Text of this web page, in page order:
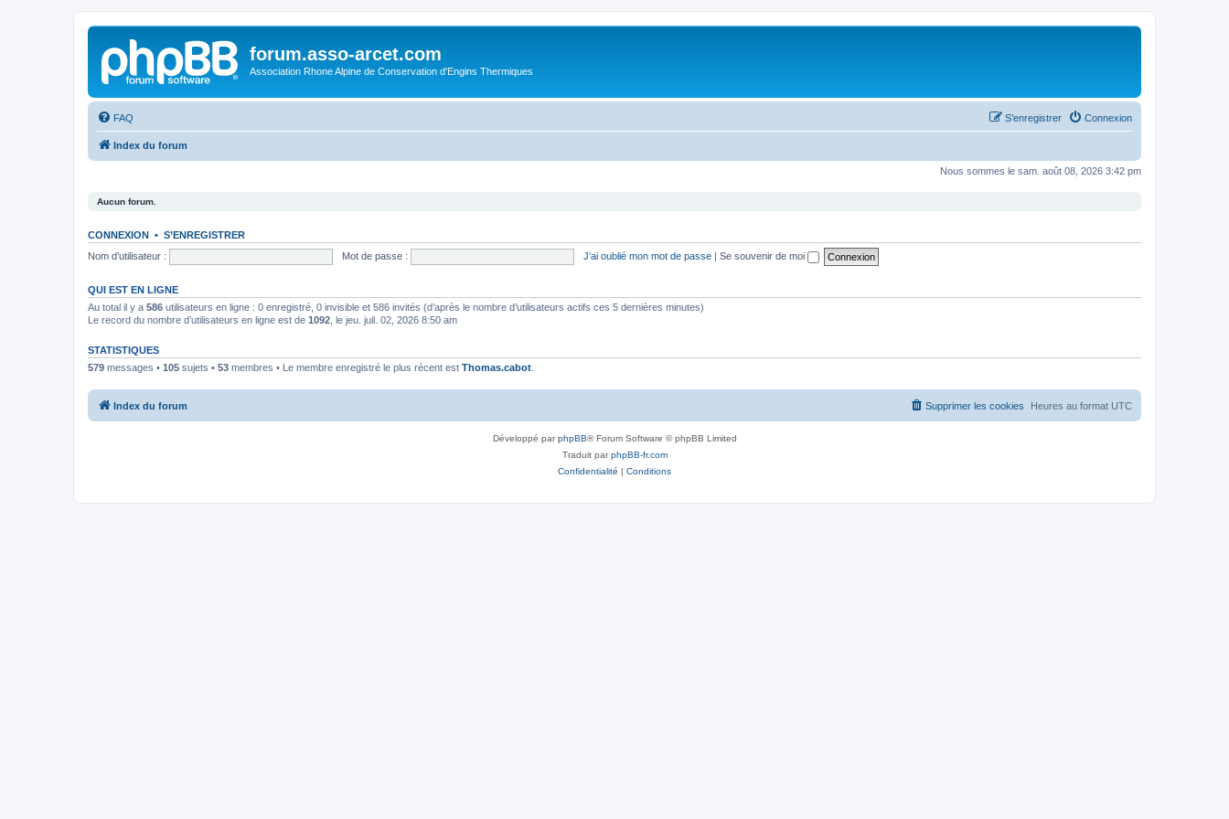
forum.asso-arcet.com
Association Rhone Alpine de Conservation d'Engins Thermiques
FAQ Connexion
S’enregistrer
Index du forum
Nous sommes le sam. août 08, 2026 3:42 pm
Aucun forum.
CONNEXION • S’ENREGISTRER
Nom d’utilisateur :
Mot de passe : J’ai oublié mon mot de passe | Se souvenir de moi
QUI EST EN LIGNE
Au total il y a 586 utilisateurs en ligne : 0 enregistré, 0 invisible et 586 invités (d’après le nombre d’utilisateurs actifs ces 5 dernières minutes)
Le record du nombre d’utilisateurs en ligne est de 1092 , le jeu. juil. 02, 2026 8:50 am
STATISTIQUES
579 messages • 105 sujets • 53 membres • Le membre enregistré le plus récent est Thomas.cabot
Index du forum Heures au format UTC
Supprimer les cookies
Développé parphpBB® Forum Software © phpBB Limited
Traduit parphpBB-fr.com
Confidentialité | Conditions